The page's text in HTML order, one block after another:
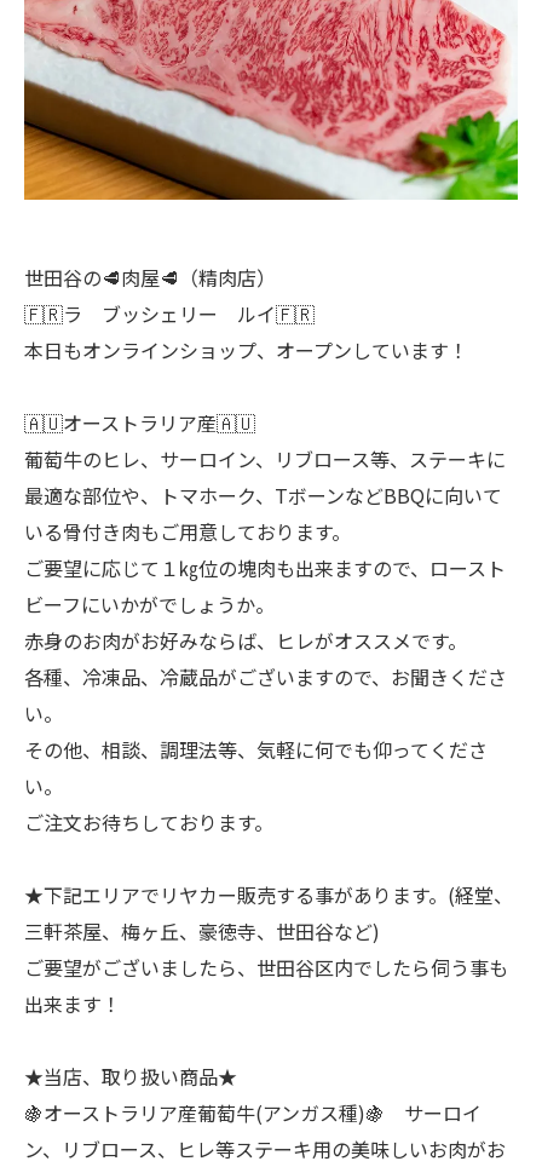
世田谷の🥩肉屋🥩（精肉店）
🇫🇷ラ ブッシェリー ルイ🇫🇷
本日もオンラインショップ、オープンしています！
🇦🇺オーストラリア産🇦🇺
葡萄牛のヒレ、サーロイン、リブロース等、ステーキに
最適な部位や、トマホーク、TボーンなどBBQに向いて
いる骨付き肉もご用意しております。
ご要望に応じて１㎏位の塊肉も出来ますので、ロースト
ビーフにいかがでしょうか。
赤身のお肉がお好みならば、ヒレがオススメです。
各種、冷凍品、冷蔵品がございますので、お聞きくださ
い。
その他、相談、調理法等、気軽に何でも仰ってくださ
い。
ご注文お待ちしております。
★下記エリアでリヤカー販売する事があります。(経堂、
三軒茶屋、梅ヶ丘、豪徳寺、世田谷など)
ご要望がございましたら、世田谷区内でしたら伺う事も
出来ます！
★当店、取り扱い商品★
🍇オーストラリア産葡萄牛(アンガス種)🍇 サーロイ
ン、リブロース、ヒレ等ステーキ用の美味しいお肉がお